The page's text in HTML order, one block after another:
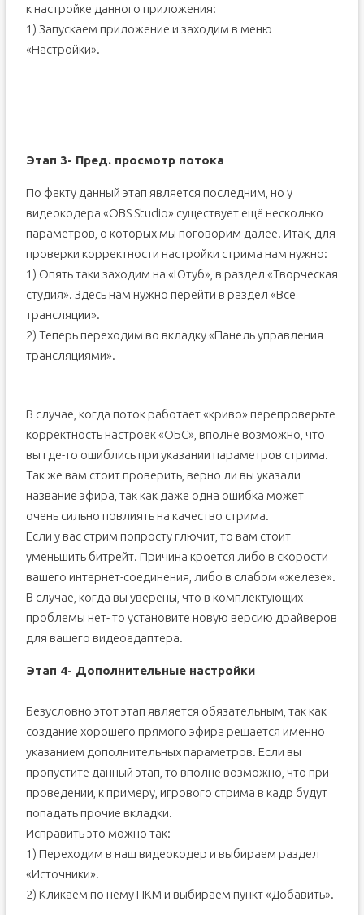
к настройке данного приложения:
1) Запускаем приложение и заходим в меню
«Настройки».
Этап 3- Пред. просмотр потока
По факту данный этап является последним, но у
видеокодера «OBS Studio» существует ещё несколько
параметров, о которых мы поговорим далее. Итак, для
проверки корректности настройки стрима нам нужно:
1) Опять таки заходим на «Ютуб», в раздел «Творческая
студия». Здесь нам нужно перейти в раздел «Все
трансляции».
2) Теперь переходим во вкладку «Панель управления
трансляциями».
В случае, когда поток работает «криво» перепроверьте
корректность настроек «ОБС», вполне возможно, что
вы где-то ошиблись при указании параметров стрима.
Так же вам стоит проверить, верно ли вы указали
название эфира, так как даже одна ошибка может
очень сильно повлиять на качество стрима.
Если у вас стрим попросту глючит, то вам стоит
уменьшить битрейт. Причина кроется либо в скорости
вашего интернет-соединения, либо в слабом «железе».
В случае, когда вы уверены, что в комплектующих
проблемы нет- то установите новую версию драйверов
для вашего видеоадаптера.
Этап 4- Дополнительные настройки
Безусловно этот этап является обязательным, так как
создание хорошего прямого эфира решается именно
указанием дополнительных параметров. Если вы
пропустите данный этап, то вполне возможно, что при
проведении, к примеру, игрового стрима в кадр будут
попадать прочие вкладки.
Исправить это можно так:
1) Переходим в наш видеокодер и выбираем раздел
«Источники».
2) Кликаем по нему ПКМ и выбираем пункт «Добавить».